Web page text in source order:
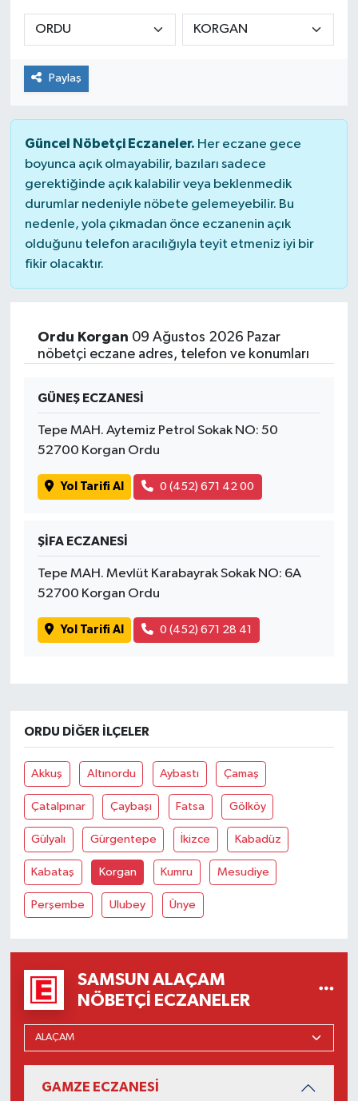
Paylaş
Güncel Nöbetçi Eczaneler. Her eczane gece
boyunca açık olmayabilir, bazıları sadece
gerektiğinde açık kalabilir veya beklenmedik
durumlar nedeniyle nöbete gelemeyebilir. Bu
nedenle, yola çıkmadan önce eczanenin açık
olduğunu telefon aracılığıyla teyit etmeniz iyi bir
fikir olacaktır.
Ordu Korgan 09 Ağustos 2026 Pazar
nöbetçi eczane adres, telefon ve konumları
GÜNEŞ ECZANESİ
Tepe MAH. Aytemiz Petrol Sokak NO: 50
52700 Korgan Ordu
Yol Tarifi Al 0 (452) 671 42 00
ŞİFA ECZANESİ
Tepe MAH. Mevlüt Karabayrak Sokak NO: 6A
52700 Korgan Ordu
Yol Tarifi Al 0 (452) 671 28 41
ORDU DIĞER İLÇELER
Akkuş Altınordu Aybastı Çamaş
Çatalpınar Çaybaşı Fatsa Gölköy
Gülyalı Gürgentepe İkizce Kabadüz
Kabataş Korgan Kumru Mesudiye
Perşembe Ulubey Ünye
SAMSUN ALAÇAM
NÖBETÇI ECZANELER
GAMZE ECZANESİ
Manşet Haberi